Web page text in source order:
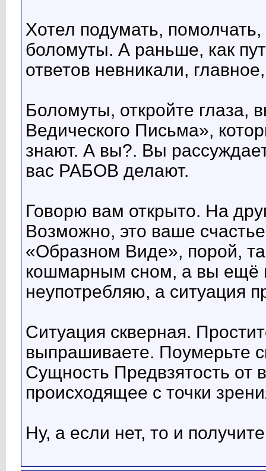
Хотел подумать,
боломуты. А раньше, как
ответов невникали,
Боломуты, откройте глаза,
Ведического Письма»,
знают. А вы?. Вы
вас РАБОВ делают.
Говорю вам открыто. На
Возможно, это ваше
«Образном Виде», порой,
кошмарным сном, а вы ещё
неупотребляю, а ситуация
Ситуация скверная.
выпрашиваете. Поумерьте
Сущность Предвзятость от
происходящее с точки
Ну, а если нет, то и